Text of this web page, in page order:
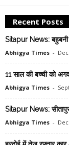
Recent Posts
Sitapur News: बहुबनी
Abhigya Times -
11 साल की बच्ची को
Abhigya Times -
Sitapur News:
Abhigya Times -